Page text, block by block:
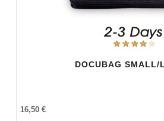
DOCUBAG SMALL/
16,50 €